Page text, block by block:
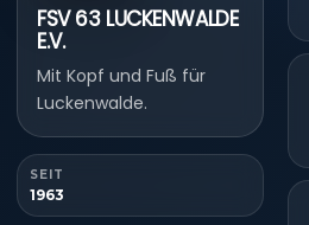
FSV 63 LUCKENWALDE
E.V.
Mit Kopf und Fuß für
Luckenwalde.
SEIT
1963